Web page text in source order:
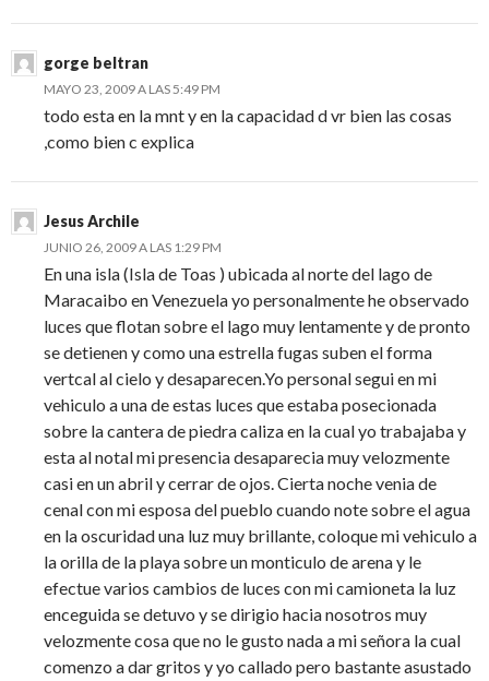
gorge beltran
MAYO 23, 2009 A LAS 5:49 PM
todo esta en la mnt y en la capacidad d vr bien las cosas
,como bien c explica
Jesus Archile
JUNIO 26, 2009 A LAS 1:29 PM
En una isla (Isla de Toas ) ubicada al norte del lago de
Maracaibo en Venezuela yo personalmente he observado
luces que flotan sobre el lago muy lentamente y de pronto
se detienen y como una estrella fugas suben el forma
vertcal al cielo y desaparecen.Yo personal segui en mi
vehiculo a una de estas luces que estaba posecionada
sobre la cantera de piedra caliza en la cual yo trabajaba y
esta al notal mi presencia desaparecia muy velozmente
casi en un abril y cerrar de ojos. Cierta noche venia de
cenal con mi esposa del pueblo cuando note sobre el agua
en la oscuridad una luz muy brillante, coloque mi vehiculo a
la orilla de la playa sobre un monticulo de arena y le
efectue varios cambios de luces con mi camioneta la luz
enceguida se detuvo y se dirigio hacia nosotros muy
velozmente cosa que no le gusto nada a mi señora la cual
comenzo a dar gritos y yo callado pero bastante asustado